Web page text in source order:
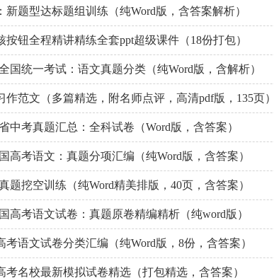
新题型达标题组训练（纯Word版，含答案解析）
按钮全程精讲精练全套ppt超级课件（18份打包）
国统一考试：语文真题分类（纯Word版，含解析）
作范文（多篇精选，附名师点评，高清pdf版，135页）
中考真题汇总：全科试卷（Word版，含答案）
高考语文：真题分项汇编（纯Word版，含答案）
题挖空训练（纯Word精美排版，40页，含答案）
高考语文试卷：真题原卷精编精析（纯word版）
考语文试卷分类汇编（纯Word版，8份，含答案）
考名校最新模拟试卷精选（打包精选，含答案）